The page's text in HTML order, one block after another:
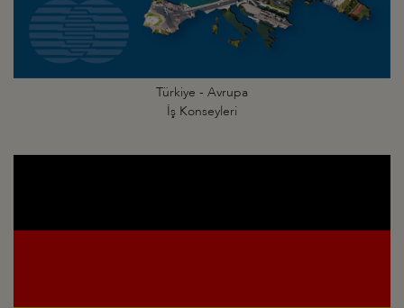
Türkiye - Avrupa
İş Konseyleri